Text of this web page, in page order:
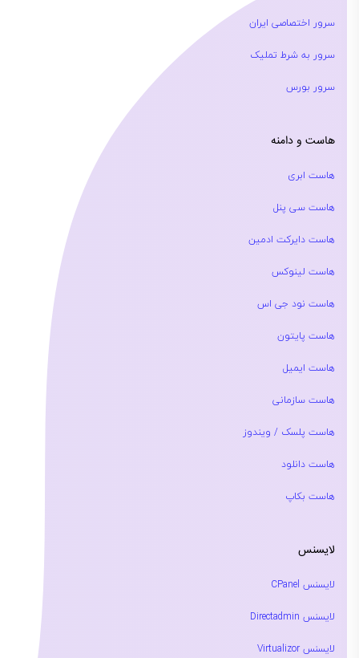
سرور اختصاصی ایران
سرور به شرط تملیک
سرور بورس
هاست و دامنه
هاست ابری
هاست سی پنل
هاست دایرکت ادمین
هاست لینوکس
هاست نود جی اس
هاست پایتون
هاست ایمیل
هاست سازمانی
هاست پلسک / ویندوز
هاست دانلود
هاست بکاپ
لایسنس
لایسنس CPanel
لایسنس Directadmin
لایسنس Virtualizor